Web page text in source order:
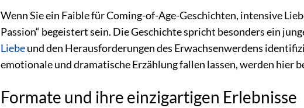
Wenn Sie ein Faible für Coming-of-Age-Geschichten, intensive
Passion“ begeistert sein. Die Geschichte spricht besonders ein
Liebeund den Herausforderungen des Erwachsenwerdens
emotionale und dramatische Erzählung fallen lassen, werden hier
Formate und ihre einzigartigen Erlebnisse